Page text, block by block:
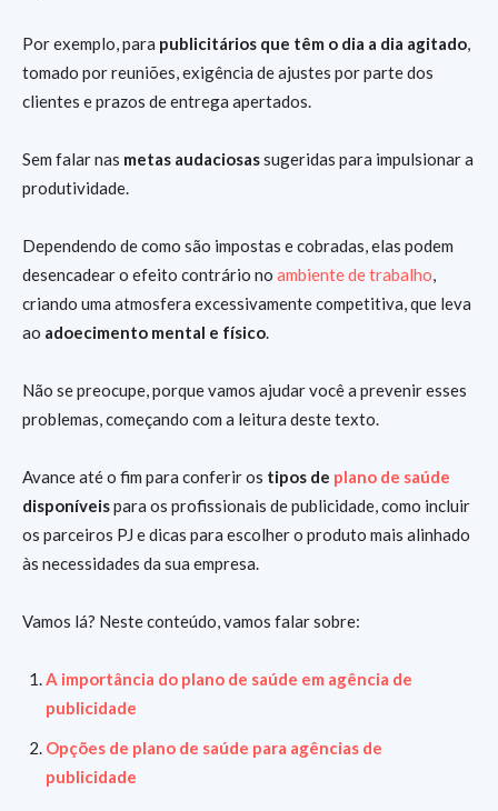
Por exemplo, para publicitários que têm o dia a dia agitado,
tomado por reuniões, exigência de ajustes por parte dos
clientes e prazos de entrega apertados.
Sem falar nas metas audaciosassugeridas para impulsionar a
produtividade.
Dependendo de como são impostas e cobradas, elas podem
desencadear o efeito contrário no ambiente de trabalho,
criando uma atmosfera excessivamente competitiva, que leva
ao adoecimento mental e físico.
Não se preocupe, porque vamos ajudar você a prevenir esses
problemas, começando com a leitura deste texto.
Avance até o fim para conferir os tipos de plano de saúde
disponíveispara os profissionais de publicidade, como incluir
os parceiros PJ e dicas para escolher o produto mais alinhado
às necessidades da sua empresa.
Vamos lá? Neste conteúdo, vamos falar sobre:
A importância do plano de saúde em agência de
publicidade
Opções de plano de saúde para agências de
publicidade